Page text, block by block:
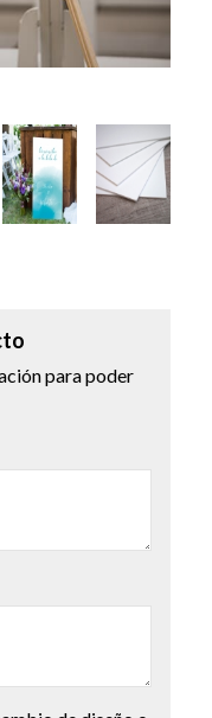
para poder